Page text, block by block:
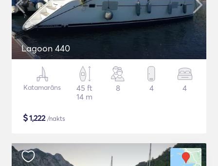
Lagoon 440
Katamarāns
45 ft
14 m
8 4 4
$1,222/nakts